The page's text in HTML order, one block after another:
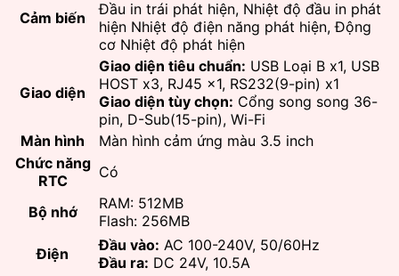
Cảm biến
Đầu in trái phát hiện, Nhiệt độ đầu in phát
hiện Nhiệt độ điện năng phát hiện, Động
cơ Nhiệt độ phát hiện
Giao diện
Giao diện tiêu chuẩn: USB Loại B x1, USB
HOST x3, RJ45 x1, RS232(9-pin) x1
Giao diện tùy chọn: Cổng song song 36-
pin, D-Sub(15-pin), Wi-Fi
Màn hình
Màn hình cảm ứng màu 3.5 inch
Chức năng
RTC
Có
Bộ nhớ
RAM: 512MB
Flash: 256MB
Điện
Đầu vào: AC 100-240V, 50/60Hz
Đầu ra: DC 24V, 10.5A